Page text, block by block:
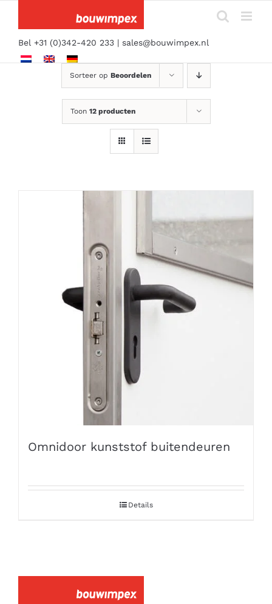
inhoud
Bel +31 (0)342-420 233 | sales@bouwimpex.nl
Sorteer op Beoordelen
Toon 12 producten
Omnidoor kunststof buitendeuren
Details